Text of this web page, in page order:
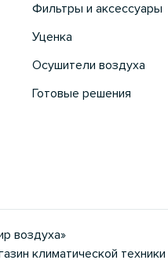
Фильтры и аксессуары
Уценка
Осушители воздуха
Готовые решения
воздуха»
климатической техники